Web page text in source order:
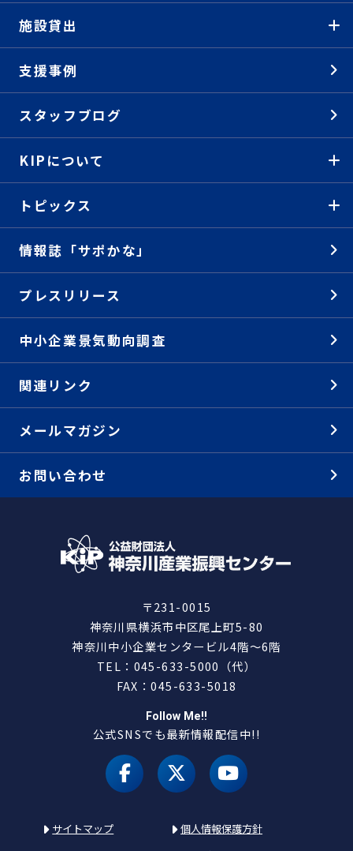
施設貸出
支援事例
スタッフブログ
KIPについて
トピックス
情報誌「サポかな」
プレスリリース
中小企業景気動向調査
関連リンク
メールマガジン
お問い合わせ
〒231-0015
神奈川県横浜市中区尾上町5-80
神奈川中小企業センタービル4階～6階
TEL：045-633-5000（代）
FAX：045-633-5018
Follow Me!!
公式SNSでも最新情報配信中!!
facebookX（旧 twitter）
youtube
サイトマップ
個人情報保護方針